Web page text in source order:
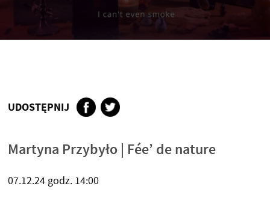
UDOSTĘPNIJ
Martyna Przybyło | Fée’ de nature
07.12.24 godz. 14:00